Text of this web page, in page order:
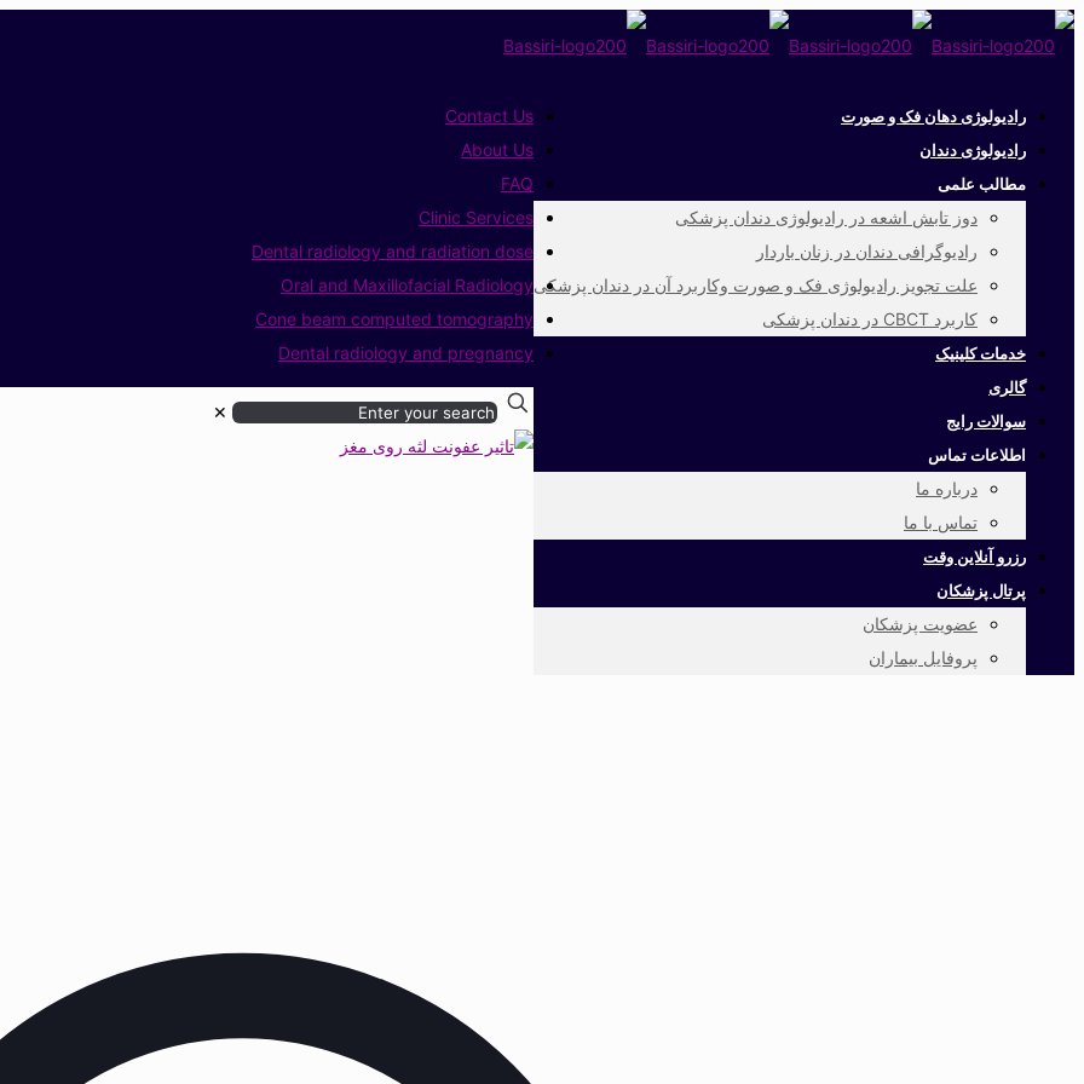
رادیولوژی دهان فک و صورت
رادیولوژی دندان
مطالب علمی
دوز تابش اشعه در رادیولوژی دندان پزشکی
رادیوگرافی دندان در زنان باردار
علت تجویز رادیولوژی فک و صورت وکاربرد آن در دندان پزشکی
کاربرد CBCT در دندان پزشکی
خدمات کلینیک
گالری
سوالات رایج
اطلاعات تماس
درباره ما
تماس با ما
رزرو آنلاین وقت
پرتال پزشکان
عضویت پزشکان
پروفایل بیماران
Contact Us
About Us
FAQ
Clinic Services
Dental radiology and radiation dose
Oral and Maxillofacial Radiology
Cone beam computed tomography
Dental radiology and pregnancy
✕